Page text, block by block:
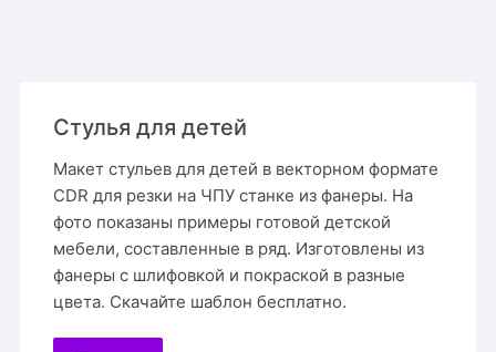
Стулья для детей
Макет стульев для детей в векторном формате
CDR для резки на ЧПУ станке из фанеры. На
фото показаны примеры готовой детской
мебели, составленные в ряд. Изготовлены из
фанеры с шлифовкой и покраской в разные
цвета. Скачайте шаблон бесплатно.